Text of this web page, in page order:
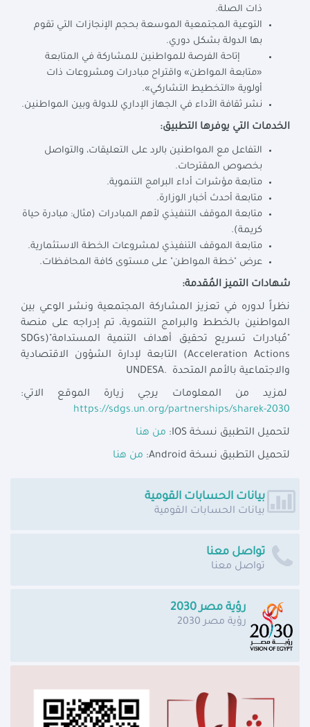
ذات الصلة.
التوعية المجتمعية الموسعة بحجم الإنجازات التي تقوم
بها الدولة بشكل دوري.
إتاحة الفرصة للمواطنين للمشاركة في المتابعة
«متابعة المواطن» واقتراح مبادرات ومشروعات ذات
أولوية «التخطيط التشاركي».
نشر ثقافة الأداء في الجهاز الإداري للدولة وبين المواطنين.
الخدمات التي يوفرها التطبيق:
التفاعل مع المواطنين بالرد على التعليقات، والتواصل
بخصوص المقترحات.
متابعة مؤشرات أداء البرامج التنموية.
متابعة أحدث أخبار الوزارة.
متابعة الموقف التنفيذي لأهم المبادرات (مثال: مبادرة حياة
كريمة).
متابعة الموقف التنفيذي لمشروعات الخطة الاستثمارية.
عرض "خطة المواطن" على مستوى كافة المحافظات.
شهادات التميز المُقدمة:
نظراً لدوره في تعزيز المشاركة المجتمعية ونشر الوعي بين
المواطنين بالخطط والبرامج التنموية، تم إدراجه على منصة
"مُبادرات تسريع تحقيق أهداف التنمية المستدامة"(SDGs
Acceleration Actions) التابعة لإدارة الشؤون الاقتصادية
والاجتماعية بالأمم المتحدة .UNDESA
لمزيد من المعلومات يرجي زيارة الموقع الاتي:
https://sdgs.un.org/partnerships/sharek-2030
لتحميل التطبيق نسخة IOS: من هنا
لتحميل التطبيق نسخة Android: من هنا
بيانات الحسابات القومية
بيانات الحسابات القومية
تواصل معنا
تواصل معنا
رؤية مصر 2030
رؤية مصر 2030